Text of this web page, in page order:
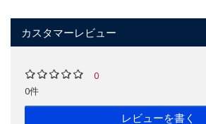
カスタマーレビュー
0
0件
レビューを書く